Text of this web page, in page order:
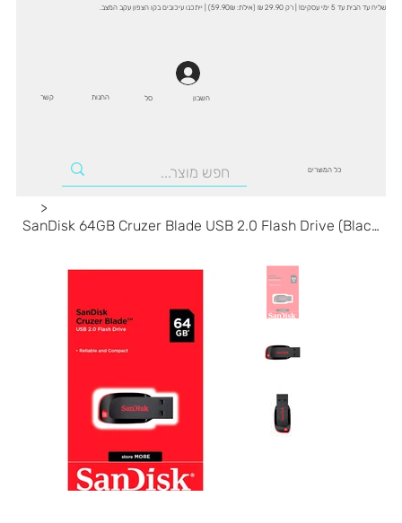
שליח עד הבית עד 5 ימי עסקים! | רק 29.90 ₪ (אילת: 59.90₪) | ייתכנו עיכובים בקו הצפון עקב המצב.
חשבון סל קשר החנות
כל המוצרים
>
SanDisk 64GB Cruzer Blade USB 2.0 Flash Drive (Black)